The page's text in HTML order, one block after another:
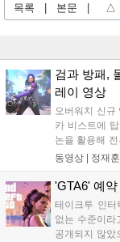
목록 본문
검과 방패,
레이 영상
오버워치 신규
카 비스트에
논을 활용해
보유했고, 메
출시될 예정이
동영상 | 정재훈
'GTA6' 예
테이크투 인터
없는 수준이라
공개되지 않